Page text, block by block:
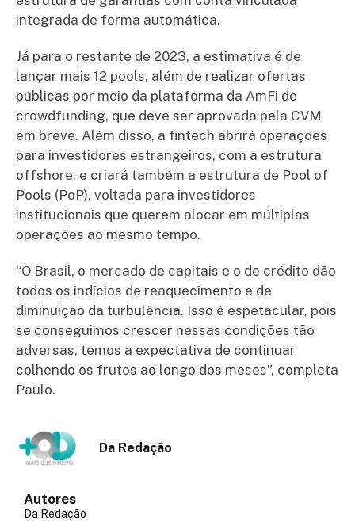
integrada de forma automática.
Já para o restante de 2023, a estimativa é de
lançar mais 12 pools, além de realizar ofertas
públicas por meio da plataforma da AmFi de
crowdfunding, que deve ser aprovada pela CVM
em breve. Além disso, a fintech abrirá operações
para investidores estrangeiros, com a estrutura
offshore, e criará também a estrutura de Pool of
Pools (PoP), voltada para investidores
institucionais que querem alocar em múltiplas
operações ao mesmo tempo.
“O Brasil, o mercado de capitais e o de crédito dão
todos os indícios de reaquecimento e de
diminuição da turbulência. Isso é espetacular, pois
se conseguimos crescer nessas condições tão
adversas, temos a expectativa de continuar
colhendo os frutos ao longo dos meses”, completa
Paulo.
Da Redação
Autores
Da Redação